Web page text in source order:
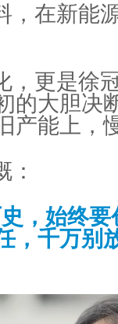
，在新能
，更是徐
的大胆决
产能上，
，始终
，千万别